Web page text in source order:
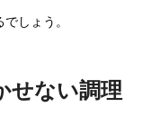
しょう。
せない調理